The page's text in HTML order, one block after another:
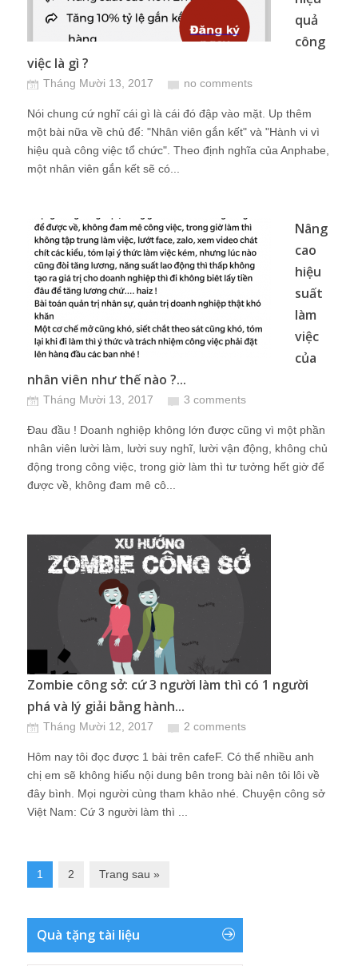
quả
công
việc là gì ?
Tháng Mười 13, 2017 no comments
Nói chung cứ nghĩ cái gì là cái đó đập vào mặt. Up thêm
một bài nữa về chủ để: "Nhân viên gắn kết" và "Hành vi vì
hiệu quà công việc tổ chức". Theo định nghĩa của Anphabe,
một nhân viên gắn kết sẽ có...
Nâng
cao
hiệu
suất
làm
việc
của
nhân viên như thế nào ?...
Tháng Mười 13, 2017 3 comments
Đau đầu ! Doanh nghiệp không lớn được cũng vì một phần
nhân viên lười làm, lười suy nghĩ, lười vận động, không chủ
động trong công việc, trong giờ làm thì tư tưởng hết giờ để
được về, không đam mê cô...
Zombie công sở: cứ 3 người làm thì có 1 người
phá và lý giải bằng hành...
Tháng Mười 12, 2017 2 comments
Hôm nay tôi đọc được 1 bài trên cafeF. Có thể nhiều anh
chị em sẽ không hiểu nội dung bên trong bài nên tôi lôi về
đây bình. Mọi người cùng tham khảo nhé. Chuyện công sở
Việt Nam: Cứ 3 người làm thì ...
1 2 Trang sau »
Quà tặng tài liệu